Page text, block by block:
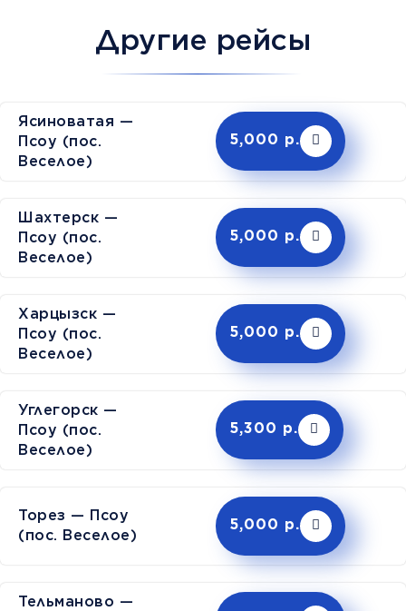
Другие рейсы
Ясиноватая —
Псоу (пос.
Веселое)
5,000 р.
Шахтерск —
Псоу (пос.
Веселое)
5,000 р.
Харцызск —
Псоу (пос.
Веселое)
5,000 р.
Углегорск —
Псоу (пос.
Веселое)
5,300 р.
Торез — Псоу
(пос. Веселое)
5,000 р.
Тельманово —